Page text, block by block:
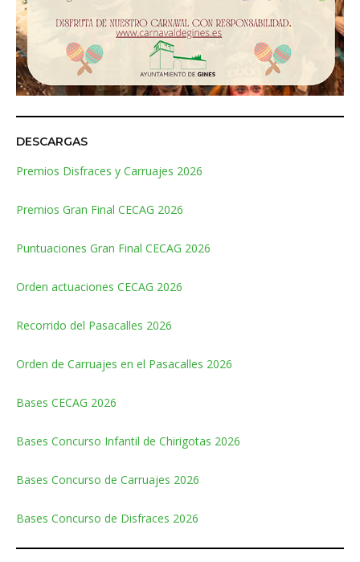
DESCARGAS
Premios Disfraces y Carruajes 2026
Premios Gran Final CECAG 2026
Puntuaciones Gran Final CECAG 2026
Orden actuaciones CECAG 2026
Recorrido del Pasacalles 2026
Orden de Carruajes en el Pasacalles 2026
Bases CECAG 2026
Bases Concurso Infantil de Chirigotas 2026
Bases Concurso de Carruajes 2026
Bases Concurso de Disfraces 2026